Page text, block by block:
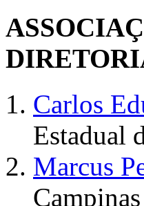
Carlos
Estadual
Marcus